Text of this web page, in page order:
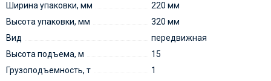
Ширина упаковки, мм
220 мм
Высота упаковки, мм
320 мм
Вид
передвижная
Высота подъема, м
15
Грузоподъемность, т
1